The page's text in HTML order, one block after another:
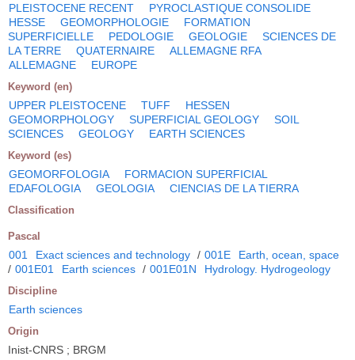
PLEISTOCENE RECENT
PYROCLASTIQUE CONSOLIDE
HESSE
GEOMORPHOLOGIE
FORMATION
SUPERFICIELLE
PEDOLOGIE GEOLOGIE
SCIENCES DE
LA TERRE
QUATERNAIRE
ALLEMAGNE RFA
ALLEMAGNE
EUROPE
Keyword (en)
UPPER PLEISTOCENE TUFF
HESSEN
GEOMORPHOLOGY
SUPERFICIAL GEOLOGY
SOIL
SCIENCES
GEOLOGY EARTH SCIENCES
Keyword (es)
GEOMORFOLOGIA
FORMACION SUPERFICIAL
EDAFOLOGIA
GEOLOGIA CIENCIAS DE LA TIERRA
Classification
Pascal
001 Exact sciences and technology / 001E
Earth, ocean, space
/ 001E01 Earth sciences / 001E01N Hydrology. Hydrogeology
Discipline
Earth sciences
Origin
Inist-CNRS ; BRGM